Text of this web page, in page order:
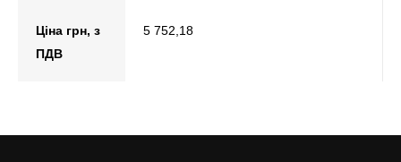
Ціна грн, з
ПДВ
5 752,18